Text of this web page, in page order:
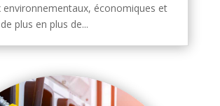
environnementaux, économiques et
plus en plus de...